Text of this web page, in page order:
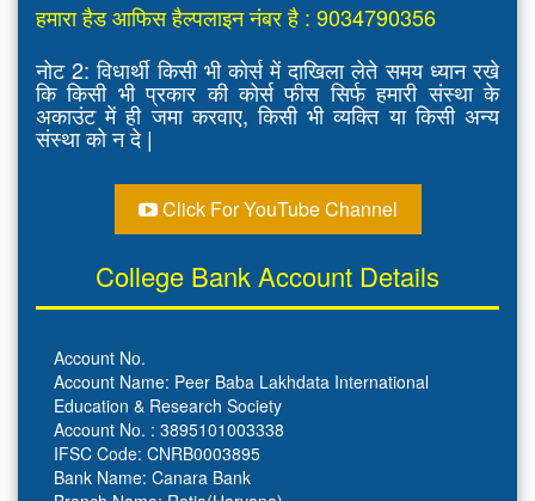
हमारा हैड आफिस हैल्पलाइन नंबर है : 9034790356
नोट 2: विधार्थी किसी भी कोर्स में दाखिला लेते समय ध्यान रखे
कि किसी भी प्रकार की कोर्स फीस सिर्फ हमारी संस्था के
अकाउंट में ही जमा करवाए, किसी भी व्यक्ति या किसी अन्य
संस्था को न दे |
Click For YouTube Channel
College Bank Account Details
Account No.
Account Name: Peer Baba Lakhdata International
Education & Research Society
Account No. : 3895101003338
IFSC Code: CNRB0003895
Bank Name: Canara Bank